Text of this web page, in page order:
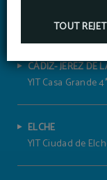
TOUT
CÁDIZ- JEREZ DE
YIT Casa Grande
ELCHE
YIT Ciudad de